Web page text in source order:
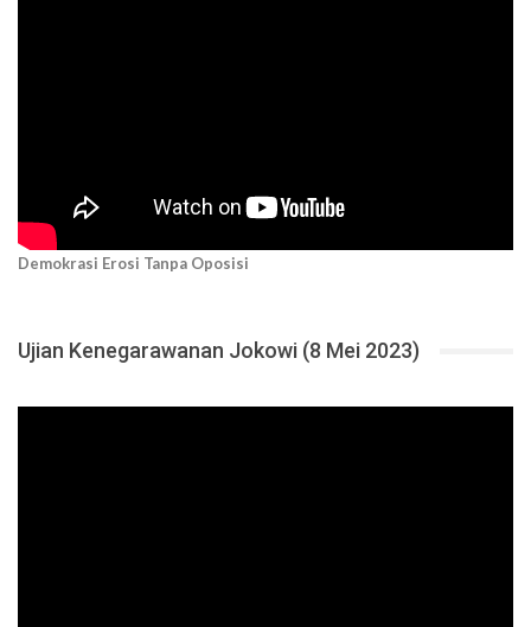
Demokrasi Erosi Tanpa Oposisi
Ujian Kenegarawanan Jokowi (8 Mei 2023)